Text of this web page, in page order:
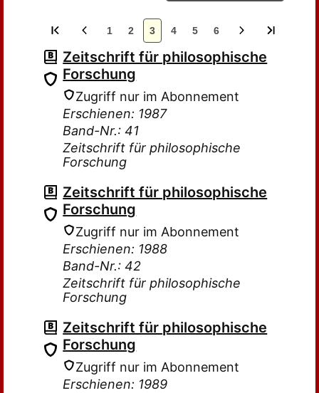
1 2 3 4 5 6
Zeitschrift für philosophische
Forschung
Zugriff nur im Abonnement
Erschienen: 1987
Band-Nr.: 41
Zeitschrift für philosophische
Forschung
Zeitschrift für philosophische
Forschung
Zugriff nur im Abonnement
Erschienen: 1988
Band-Nr.: 42
Zeitschrift für philosophische
Forschung
Zeitschrift für philosophische
Forschung
Zugriff nur im Abonnement
Erschienen: 1989